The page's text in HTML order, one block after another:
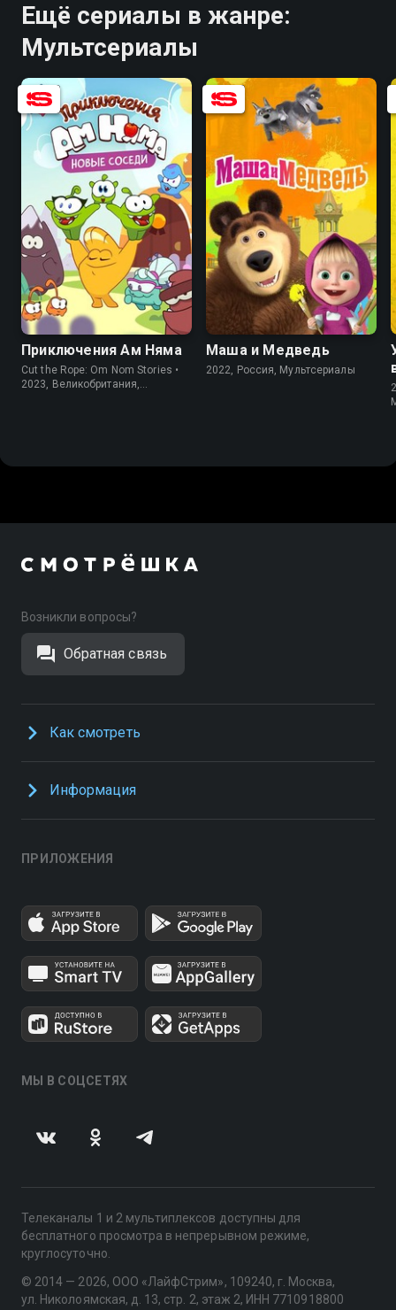
Ещё сериалы в жанре:
Мультсериалы
8.2
Приключения Ам Няма
Cut the Rope: Om Nom Stories •
2023, Великобритания,
7.3 7.3
Маша и Медведь
2022, Россия, Мультсериалы
Возникли вопросы?
Обратная связь
Как смотреть
Информация
ПРИЛОЖЕНИЯ
МЫ В СОЦСЕТЯХ
Телеканалы 1 и 2 мультиплексов доступны для
бесплатного просмотра в непрерывном режиме,
круглосуточно.
© 2014 — 2026, ООО «ЛайфСтрим», 109240, г. Москва,
ул. Николоямская, д. 13, стр. 2, этаж 2, ИНН 7710918800